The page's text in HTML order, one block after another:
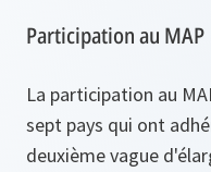
Participation au MAP
La participation au
sept pays qui ont
deuxième vague